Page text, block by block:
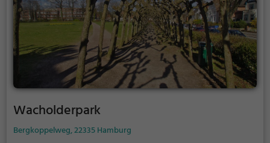
Wacholderpark
Bergkoppelweg, 22335 Hamburg